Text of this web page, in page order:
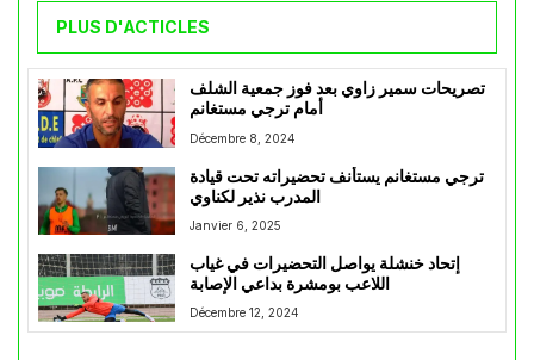
PLUS D'ACTICLES
تصريحات سمير زاوي بعد فوز جمعية الشلف
أمام ترجي مستغانم
Décembre 8, 2024
ترجي مستغانم يستأنف تحضيراته تحت قيادة
المدرب نذير لكناوي
Janvier 6, 2025
إتحاد خنشلة يواصل التحضيرات في غياب
اللاعب بومشرة بداعي الإصابة
Décembre 12, 2024